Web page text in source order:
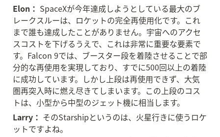
Elon： SpaceXが今年達成しようとしている最大のブ
レークスルーは、ロケットの完全再使用化です。これ
まで誰も達成したことがありません。宇宙へのアクセ
スコストを下げるうえで、これは非常に重要な要素で
す。Falcon 9では、ブースター段を着陸させることで部
分的な再使用を実現しており、すでに500回以上の着陸
に成功しています。しかし上段は再使用できず、大気
圏再突入時に燃え尽きてしまいます。この上段のコス
トは、小型から中型のジェット機に相当します。
Larry： そのStarshipというのは、火星行きに使うロケ
ットですよね。